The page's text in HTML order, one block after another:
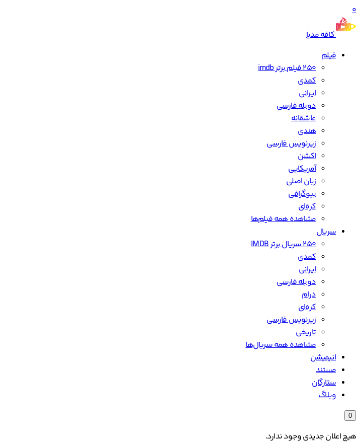
0
کافه مدیا
فیلم
250 فیلم برتر imdb
کمدی
ایرانی
دوبله فارسی
عاشقانه
هندی
زیرنویس فارسی
اکشن
آمریکایی
زبان اصلی
بیوگرافی
کره‌ای
مشاهده همه فیلم‌ها
سریال
۲۵۰ سریال برتر IMDB
کمدی
ایرانی
دوبله فارسی
درام
کره‌ای
زیرنویس فارسی
تاریخی
مشاهده همه سریال‌ها
انیمیشن
مستند
ستارگان
وبلاگ
0
هیچ اعلان جدیدی وجود ندارد.